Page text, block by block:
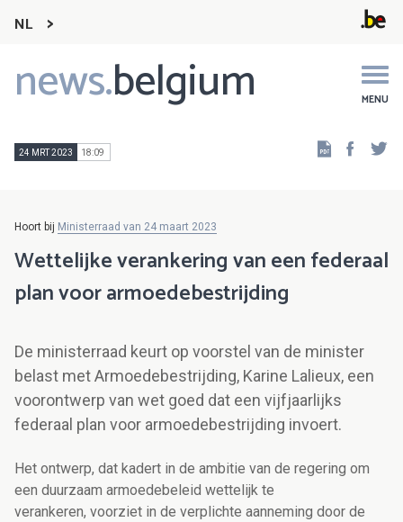
NL
news.belgium MENU
Main
navigation
24 MRT 2023 18:09
Hoort bij Ministerraad van 24 maart 2023
Wettelijke verankering van een federaal
plan voor armoedebestrijding
De ministerraad keurt op voorstel van de minister
belast met Armoedebestrijding, Karine Lalieux, een
voorontwerp van wet goed dat een vijfjaarlijks
federaal plan voor armoedebestrijding invoert.
Het ontwerp, dat kadert in de ambitie van de regering om
een duurzaam armoedebeleid wettelijk te
verankeren, voorziet in de verplichte aanneming door de